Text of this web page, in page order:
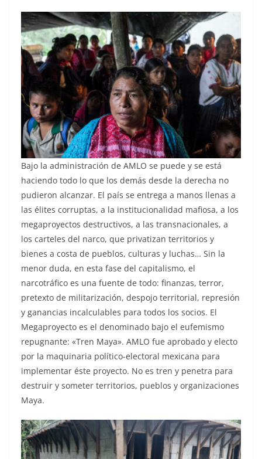
Bajo la administración de AMLO se puede y se está
haciendo todo lo que los demás desde la derecha no
pudieron alcanzar. El país se entrega a manos llenas a
las élites corruptas, a la institucionalidad mafiosa, a los
megaproyectos destructivos, a las transnacionales, a
los carteles del narco, que privatizan territorios y
bienes a costa de pueblos, culturas y luchas… Sin la
menor duda, en esta fase del capitalismo, el
narcotráfico es una fuente de todo: finanzas, terror,
pretexto de militarización, despojo territorial, represión
y ganancias incalculables para todos los socios. El
Megaproyecto es el denominado bajo el eufemismo
repugnante: «Tren Maya». AMLO fue aprobado y electo
por la maquinaria político-electoral mexicana para
implementar éste proyecto. No es tren y penetra para
destruir y someter territorios, pueblos y organizaciones
Maya.